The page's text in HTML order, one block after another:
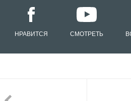
НРАВИТСЯ СМОТРЕТЬ